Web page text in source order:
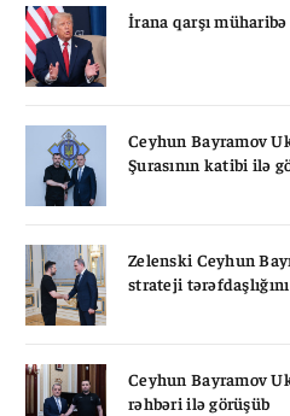
İrana qarşı müharibə
Ceyhun Bayramov
Şurasının katibi ilə
Zelenski Ceyhun
strateji
Ceyhun Bayramov
rəhbəri ilə görüşüb